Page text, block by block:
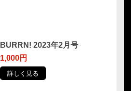
BURRN! 2023年2月号
1,000円
詳しく見る